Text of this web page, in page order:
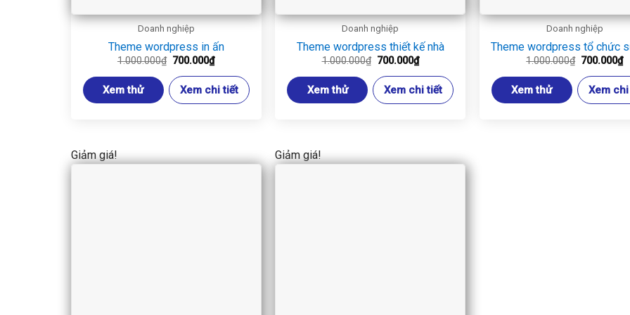
Doanh nghiệp
Theme wordpress in ấn
1.000.000₫ Giá
là:
1.000.000₫.
700.000₫Giá
hiện
tại
là:
700.000₫.
Xem thử Xem chi tiết
Doanh nghiệp
Theme wordpress thiết kế nhà
1.000.000₫ Giá
là:
1.000.000₫.
700.000₫Giá
hiện
tại
là:
700.000₫.
Xem thử Xem chi tiết
Doanh nghiệp
Theme wordpress tổ chức
1.000.000₫ Giá
là:
700.000₫
Xem thử Xem
Giảm giá! Giảm giá!